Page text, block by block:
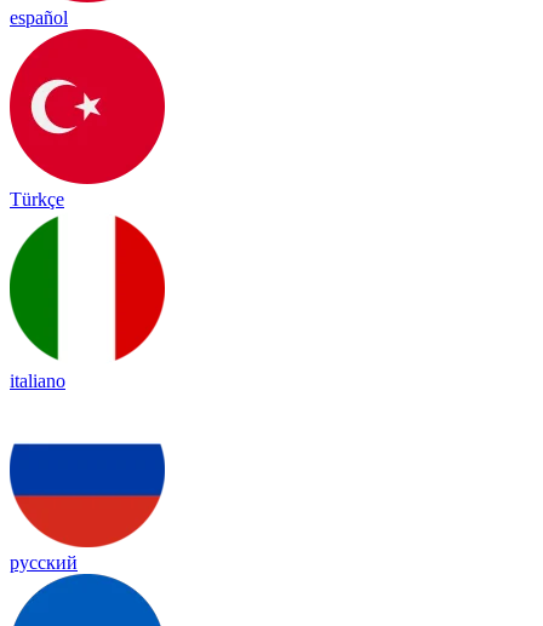
español
Türkçe
italiano
русский